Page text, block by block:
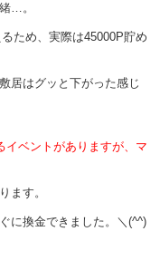
…。
ため、実際は45000P貯め
居はグッと下がった感じ
イベントがありますが、マ
ます。
に換金できました。＼(^^)